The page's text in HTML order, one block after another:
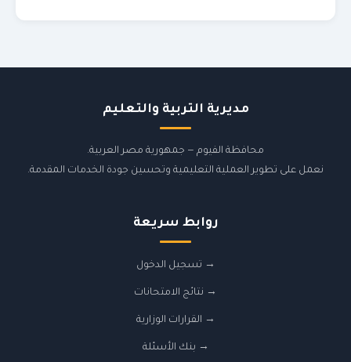
مديرية التربية والتعليم
محافظة الفيوم — جمهورية مصر العربية.
نعمل على تطوير العملية التعليمية وتحسين جودة الخدمات المقدمة.
روابط سريعة
→ تسجيل الدخول
→ نتائج الامتحانات
→ القرارات الوزارية
→ بنك الأسئلة